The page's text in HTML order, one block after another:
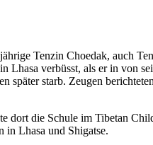
Tenzin Choedak, auch
Lhasa verbüsst, als er in
später starb. Zeugen
dort die Schule im Tibetan
in Lhasa und Shigatse.